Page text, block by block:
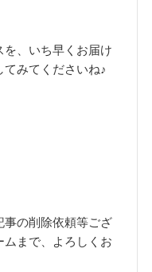
、いち早くお届け
てみてくださいね♪
事の削除依頼等ござ
まで、よろしくお